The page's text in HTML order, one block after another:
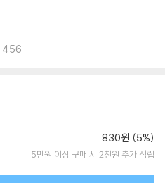
456
830원 (5%)
5만원 이상 구매 시 2천원 추가 적립